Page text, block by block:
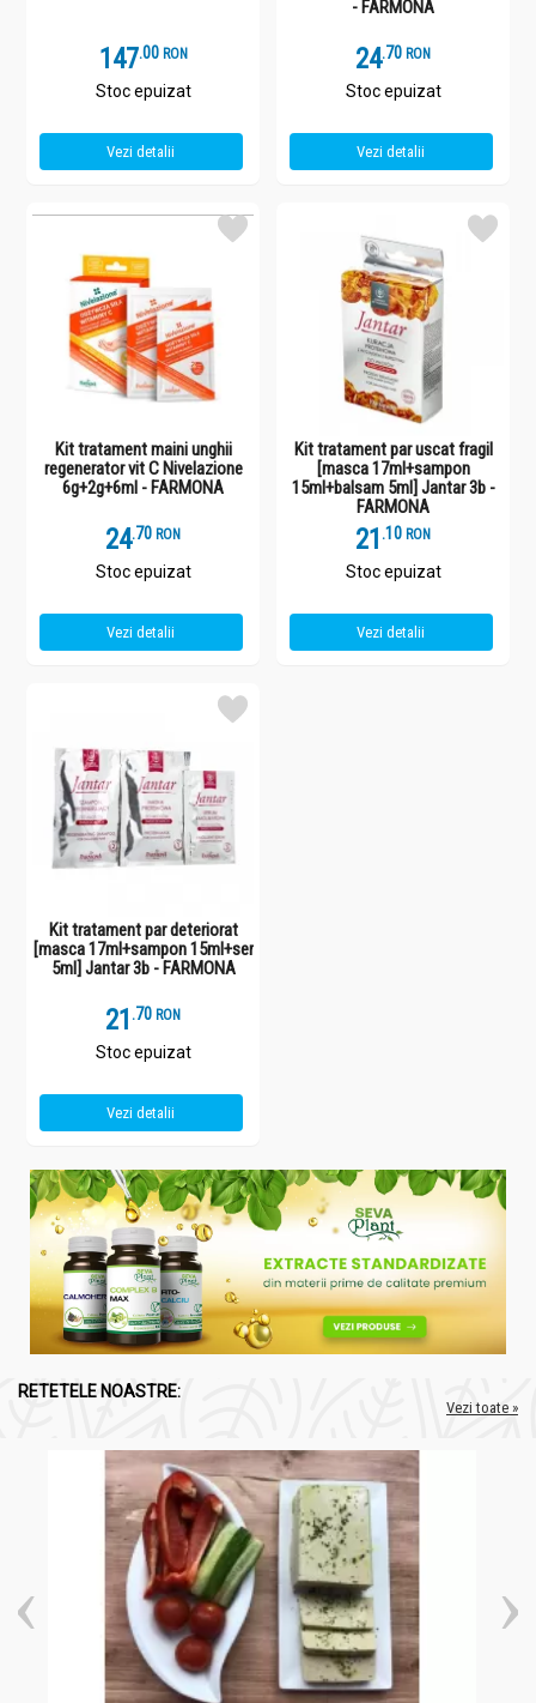
147.0 RON
Stoc epuizat
Vezi detalii
- FARMONA
24.7 RON
Stoc epuizat
Vezi detalii
Kit tratament maini unghii
regenerator vit C Nivelazione
6g+2g+6ml - FARMONA
24.7 RON
Stoc epuizat
Vezi detalii
Kit tratament par uscat fragil
[masca 17ml+sampon
15ml+balsam 5ml] Jantar 3b -
FARMONA
21 .1 RON
Stoc epuizat
Vezi detalii
Kit tratament par deteriorat
[masca 17ml+sampon 15ml+ser
5ml] Jantar 3b - FARMONA
21 .7 RON
Stoc epuizat
Vezi detalii
RETETELE NOASTRE:
Vezi toate »